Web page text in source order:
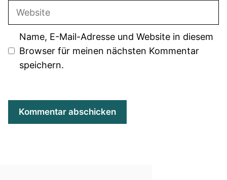
Website
Name, E-Mail-Adresse und Website in diesem
Browser für meinen nächsten Kommentar
speichern.